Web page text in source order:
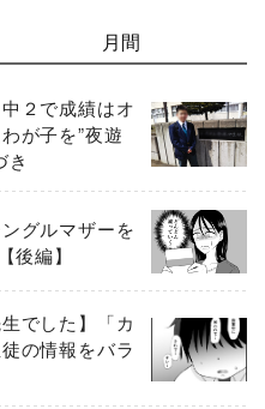
月間
２で成績はオ
が子を”夜遊
き
グルマザーを
後編】
でした】「カ
の情報をバラ